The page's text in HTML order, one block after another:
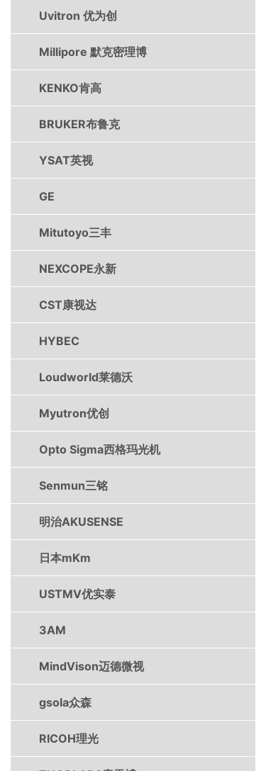
Uvitron 优为创
Millipore 默克密理博
KENKO肯高
BRUKER布鲁克
YSAT英视
GE
Mitutoyo三丰
NEXCOPE永新
CST康视达
HYBEC
Loudworld莱德沃
Myutron优创
Opto Sigma西格玛光机
Senmun三铭
明治AKUSENSE
日本mKm
USTMV优实泰
3AM
MindVison迈德微视
gsola众森
RICOH理光